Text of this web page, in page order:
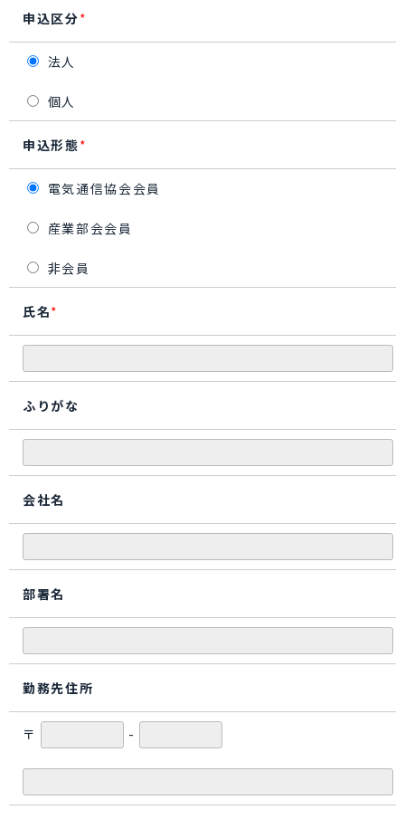
申込区分*
法人
個人
申込形態*
電気通信協会会員
産業部会会員
非会員
氏名*
ふりがな
会社名
部署名
勤務先住所
〒 -